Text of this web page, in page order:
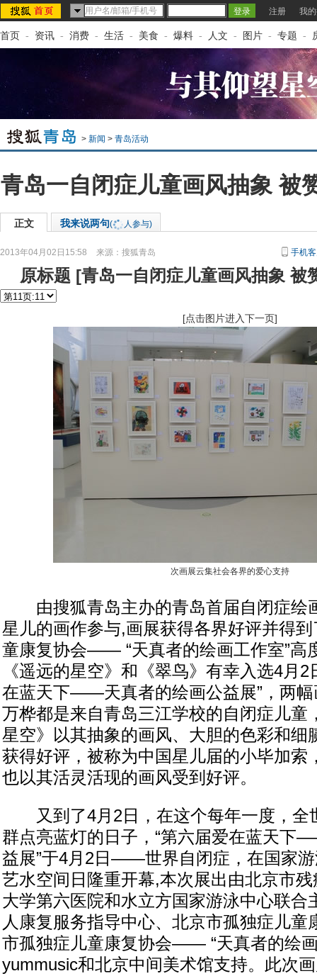
注册 我
首页 - 资讯 - 消费 - 生活 - 美食 - 爆料 - 人文 - 图片 - 专题 -
> 新闻 > 青岛活动
青岛一自闭症儿童画风抽象 被
正文 我来说两句( 人参与)
2013年04月02日15:58 来源： 搜狐青岛 手机
原标题 [青岛一自闭症儿童画风抽象 被
[点击图片进入下一页]
次画展云集社会各界的爱心支持
由搜狐青岛主办的青岛首届自闭症绘
星儿的画作参与,画展获得各界好评并得
童康复协会—— “天真者的绘画工作室”高
《遥远的星空》和《翠鸟》有幸入选4月2
在蓝天下——天真者的绘画公益展”，两幅
万桦都是来自青岛三江学校的自闭症儿童
星空》以其抽象的画风、大胆的色彩和细
获得好评，被称为中国星儿届的小毕加索
也以其活灵活现的画风受到好评。
又到了4月2日，在这个每年一度，全
群点亮蓝灯的日子，“第六届爱在蓝天下
益展”于4月2日——世界自闭症，在国家
艺水空间日隆重开幕,本次展出由北京市
大学第六医院和水立方国家游泳中心联合
人康复服务指导中心、北京市孤独症儿童
市孤独症儿童康复协会—— “天真者的绘
yummusic和北京中间美术馆支持。此次